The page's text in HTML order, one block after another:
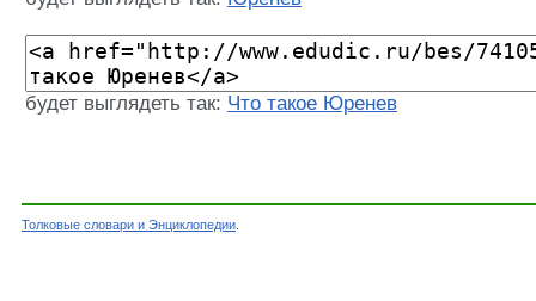
будет выглядеть так: Что такое Юренев
Толковые словари и Энциклопедии